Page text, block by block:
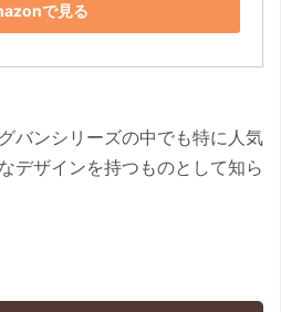
で見る
バンシリーズの中でも特に人気
デザインを持つものとして知ら